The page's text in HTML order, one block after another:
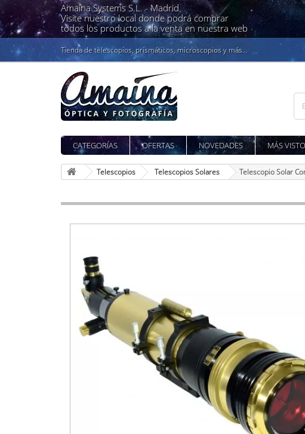
Amaina Systems S.L. -Madrid
Visíte nuestro local donde podrá comprar
todos los productos a la venta en nuestra web
Tienda de telescopios, prismáticos, microscopios y más...
CATEGORÍAS OFERTAS NOVEDADES MÁS
Telescopios Telescopios Solares Telescopio Solar